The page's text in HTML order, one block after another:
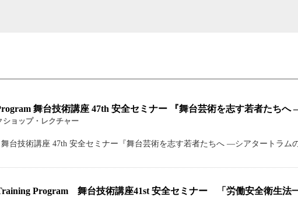
舞台技術講座 47th 安全セミナー 『舞台芸術を志す若者たち
ショップ・レクチャー
舞台技術講座 47th 安全セミナー『舞台芸術を志す若者たちへ ―シアタートラ
Training Program 舞台技術講座41st 安全セミナー 「労働安全衛生法